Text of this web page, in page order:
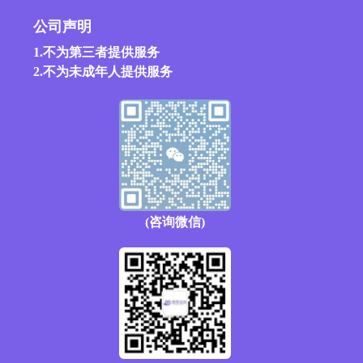
公司声明
1.不为第三者提供服务
2.不为未成年人提供服务
(咨询微信)